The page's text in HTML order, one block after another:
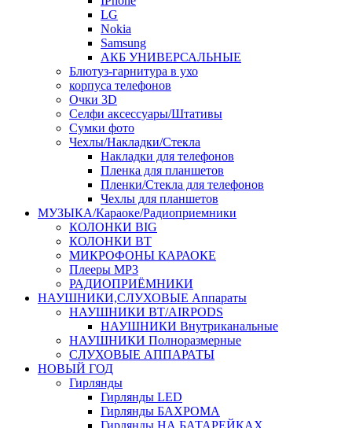
LG
Nokia
Samsung
АКБ УНИВЕРСАЛЬНЫЕ
Блютуз-гарнитура в ухо
корпуса телефонов
Очки 3D
Селфи аксессуары/Штативы
Сумки фото
Чехлы/Накладки/Стекла
Накладки для телефонов
Пленка для планшетов
Пленки/Стекла для телефонов
Чехлы для планшетов
МУЗЫКА/Караоке/Радиоприемники
КОЛОНКИ BIG
КОЛОНКИ BT
МИКРОФОНЫ КАРАОКЕ
Плееры MP3
РАДИОПРИЁМНИКИ
НАУШНИКИ,СЛУХОВЫЕ Аппараты
НАУШНИКИ BT/AIRPODS
НАУШНИКИ Внутриканальные
НАУШНИКИ Полноразмерные
СЛУХОВЫЕ АППАРАТЫ
НОВЫЙ ГОД
Гирлянды
Гирлянды LED
Гирлянды БАХРОМА
Гирлянды НА БАТАРЕЙКАХ